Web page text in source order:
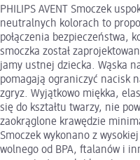
PHILIPS AVENT Smoczek
neutralnych kolorach to
połączenia bezpieczeństwa,
smoczka został
jamy ustnej dziecka. Wąska
pomagają ograniczyć nacisk
zgryz. Wyjątkowo miękka,
się do kształtu twarzy, nie
zaokrąglone krawędzie
Smoczek wykonano z
wolnego od BPA, ftalanów i